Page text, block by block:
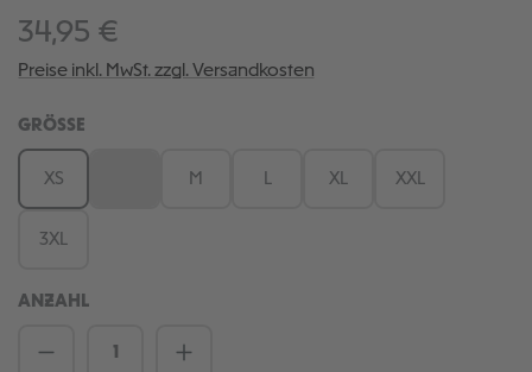
34,95 €
Preise inkl. MwSt. zzgl. Versandkosten
GRÖSSE
XS M XL XXL
3XL
ANZAHL
Produkt Anzahl: Gib den gewünschten